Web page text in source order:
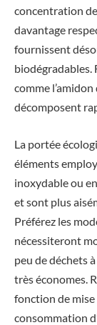
concentration
davantage
fournissent
biodégradables.
comme
décomposent
La portée
éléments
inoxydable ou
et sont plus
Préférez les
nécessiteront
peu de déchets
très économes.
fonction de
consommation